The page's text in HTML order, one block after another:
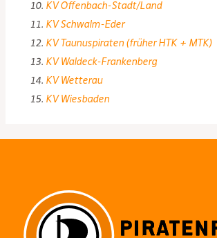
KV Offenbach-Stadt/Land
KV Schwalm-Eder
KV Taunuspiraten (früher HTK + MTK)
KV Waldeck-Frankenberg
KV Wetterau
KV Wiesbaden